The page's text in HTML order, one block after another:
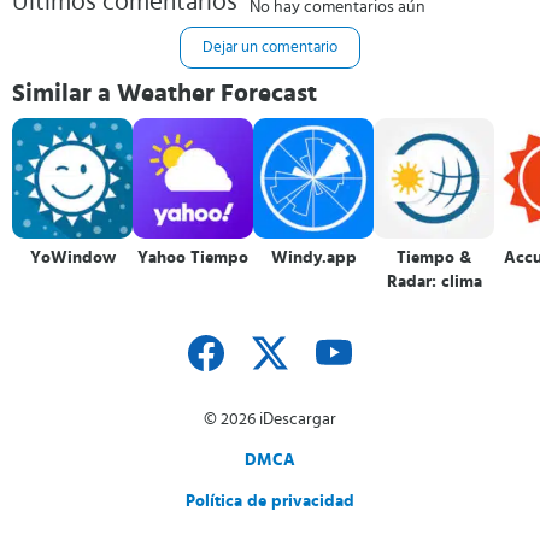
No hay comentarios aún
Dejar un comentario
Similar a Weather Forecast
YoWindow Yahoo Tiempo Windy.app
Tiempo &
Radar: clima
© 2026 iDescargar
DMCA
Política de privacidad